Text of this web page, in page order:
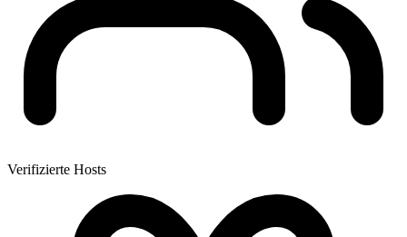
Verifizierte Hosts